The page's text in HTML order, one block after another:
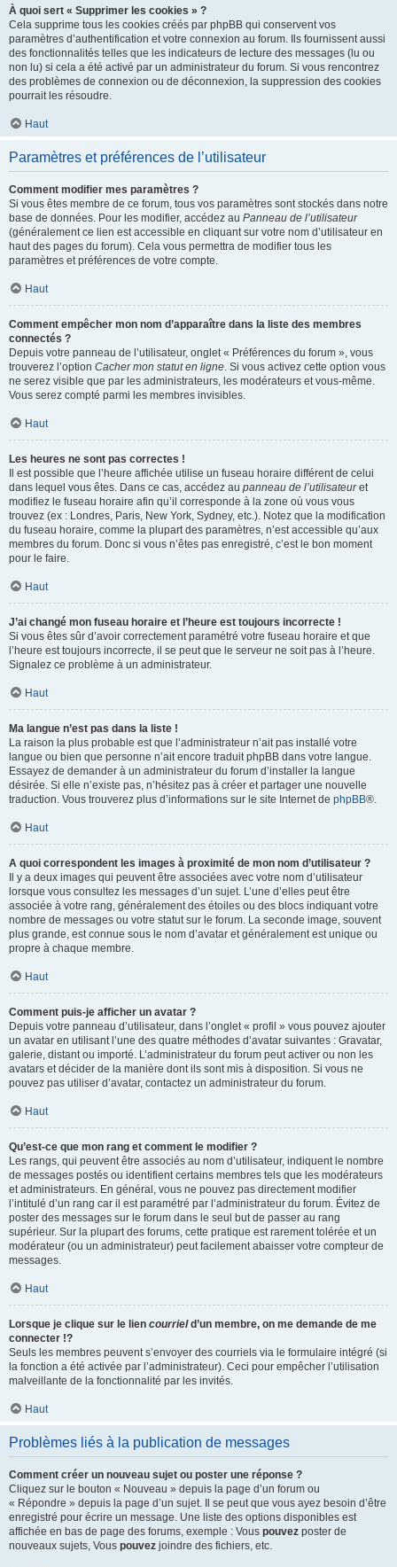
À quoi sert « Supprimer les cookies » ?
Cela supprime tous les cookies créés par phpBB qui conservent vos
paramètres d’authentification et votre connexion au forum. Ils fournissent aussi
des fonctionnalités telles que les indicateurs de lecture des messages (lu ou
non lu) si cela a été activé par un administrateur du forum. Si vous rencontrez
des problèmes de connexion ou de déconnexion, la suppression des cookies
pourrait les résoudre.
Haut
Paramètres et préférences de l’utilisateur
Comment modifier mes paramètres ?
Si vous êtes membre de ce forum, tous vos paramètres sont stockés dans notre
base de données. Pour les modifier, accédez au Panneau de l’utilisateur
(généralement ce lien est accessible en cliquant sur votre nom d’utilisateur en
haut des pages du forum). Cela vous permettra de modifier tous les
paramètres et préférences de votre compte.
Haut
Comment empêcher mon nom d’apparaître dans la liste des membres
connectés ?
Depuis votre panneau de l’utilisateur, onglet « Préférences du forum », vous
trouverez l’option Cacher mon statut en ligne. Si vous activez cette option vous
ne serez visible que par les administrateurs, les modérateurs et vous-même.
Vous serez compté parmi les membres invisibles.
Haut
Les heures ne sont pas correctes !
Il est possible que l’heure affichée utilise un fuseau horaire différent de celui
dans lequel vous êtes. Dans ce cas, accédez au panneau de l’utilisateuret
modifiez le fuseau horaire afin qu’il corresponde à la zone où vous vous
trouvez (ex : Londres, Paris, New York, Sydney, etc.). Notez que la modification
du fuseau horaire, comme la plupart des paramètres, n’est accessible qu’aux
membres du forum. Donc si vous n’êtes pas enregistré, c’est le bon moment
pour le faire.
Haut
J’ai changé mon fuseau horaire et l’heure est toujours incorrecte !
Si vous êtes sûr d’avoir correctement paramétré votre fuseau horaire et que
l’heure est toujours incorrecte, il se peut que le serveur ne soit pas à l’heure.
Signalez ce problème à un administrateur.
Haut
Ma langue n’est pas dans la liste !
La raison la plus probable est que l’administrateur n’ait pas installé votre
langue ou bien que personne n’ait encore traduit phpBB dans votre langue.
Essayez de demander à un administrateur du forum d’installer la langue
désirée. Si elle n’existe pas, n’hésitez pas à créer et partager une nouvelle
traduction. Vous trouverez plus d’informations sur le site Internet de phpBB®.
Haut
A quoi correspondent les images à proximité de mon nom d’utilisateur ?
Il y a deux images qui peuvent être associées avec votre nom d’utilisateur
lorsque vous consultez les messages d’un sujet. L’une d’elles peut être
associée à votre rang, généralement des étoiles ou des blocs indiquant votre
nombre de messages ou votre statut sur le forum. La seconde image, souvent
plus grande, est connue sous le nom d’avatar et généralement est unique ou
propre à chaque membre.
Haut
Comment puis-je afficher un avatar ?
Depuis votre panneau d’utilisateur, dans l’onglet « profil » vous pouvez ajouter
un avatar en utilisant l’une des quatre méthodes d’avatar suivantes : Gravatar,
galerie, distant ou importé. L’administrateur du forum peut activer ou non les
avatars et décider de la manière dont ils sont mis à disposition. Si vous ne
pouvez pas utiliser d’avatar, contactez un administrateur du forum.
Haut
Qu’est-ce que mon rang et comment le modifier ?
Les rangs, qui peuvent être associés au nom d’utilisateur, indiquent le nombre
de messages postés ou identifient certains membres tels que les modérateurs
et administrateurs. En général, vous ne pouvez pas directement modifier
l’intitulé d’un rang car il est paramétré par l’administrateur du forum. Évitez de
poster des messages sur le forum dans le seul but de passer au rang
supérieur. Sur la plupart des forums, cette pratique est rarement tolérée et un
modérateur (ou un administrateur) peut facilement abaisser votre compteur de
messages.
Haut
Lorsque je clique sur le lien courrield’un membre, on me demande de me
connecter !?
Seuls les membres peuvent s’envoyer des courriels via le formulaire intégré (si
la fonction a été activée par l’administrateur). Ceci pour empêcher l’utilisation
malveillante de la fonctionnalité par les invités.
Haut
Problèmes liés à la publication de messages
Comment créer un nouveau sujet ou poster une réponse ?
Cliquez sur le bouton « Nouveau » depuis la page d’un forum ou
« Répondre » depuis la page d’un sujet. Il se peut que vous ayez besoin d’être
enregistré pour écrire un message. Une liste des options disponibles est
affichée en bas de page des forums, exemple : Vous pouvez poster de
nouveaux sujets, Vous pouvez joindre des fichiers, etc.